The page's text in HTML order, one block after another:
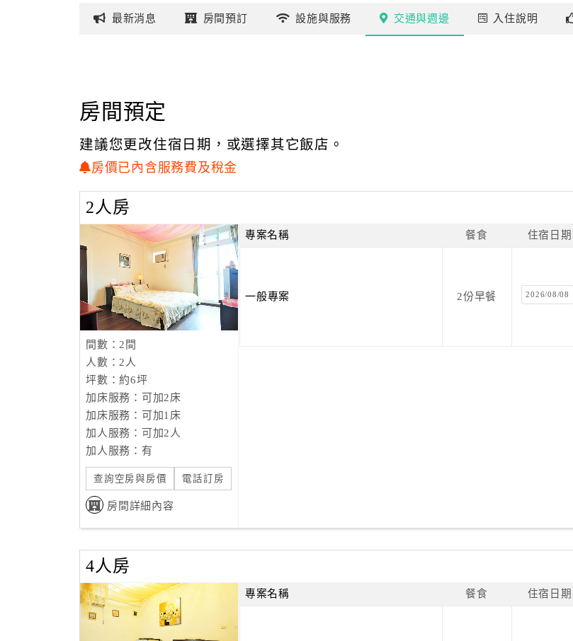
最新消息 房間預訂 設施與服務 交通與週邊 入住說明
房間預定
建議您更改住宿日期，或選擇其它飯店。
房價已內含服務費及稅金
2人房
間數：2間
人數：2人
坪數：約6坪
加床服務：可加2床
加床服務：可加1床
加人服務：可加2人
加人服務：有
查詢空房與房價 電話訂房
房間詳細內容
專案名稱 餐食 住宿日期
一般專案 2份早餐 2026/08/08
4人房
專案名稱 餐食 住宿日期